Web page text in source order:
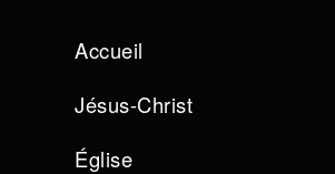
Accueil
Jésus-Christ
Église